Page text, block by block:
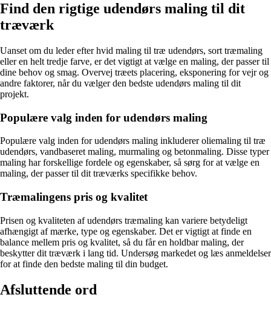
Find den rigtige udendørs maling til dit
træværk
Uanset om du leder efter hvid maling til træ udendørs, sort træmaling
eller en helt tredje farve, er det vigtigt at vælge en maling, der passer til
dine behov og smag. Overvej træets placering, eksponering for vejr og
andre faktorer, når du vælger den bedste udendørs maling til dit
projekt.
Populære valg inden for udendørs maling
Populære valg inden for udendørs maling inkluderer oliemaling til træ
udendørs, vandbaseret maling, murmaling og betonmaling. Disse typer
maling har forskellige fordele og egenskaber, så sørg for at vælge en
maling, der passer til dit træværks specifikke behov.
Træmalingens pris og kvalitet
Prisen og kvaliteten af udendørs træmaling kan variere betydeligt
afhængigt af mærke, type og egenskaber. Det er vigtigt at finde en
balance mellem pris og kvalitet, så du får en holdbar maling, der
beskytter dit træværk i lang tid. Undersøg markedet og læs anmeldelser
for at finde den bedste maling til din budget.
Afsluttende ord